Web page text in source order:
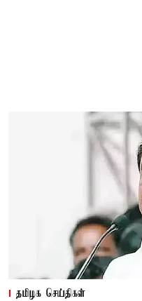
தமிழக செய்திகள்